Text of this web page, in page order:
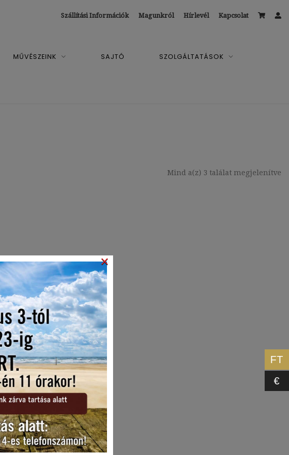
Szállítási Információk Magunkról Hírlevél Kapcsolat
MŰVÉSZEINK SAJTÓ SZOLGÁLTATÁSOK
Mind a(z) 3 találat megjelenítve
FT
€
×